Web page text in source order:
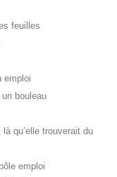
feuilles
emploi
bouleau
qu’elle trouverait du
emploi